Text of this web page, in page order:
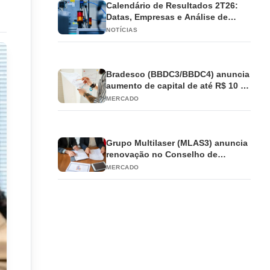
Calendário de Resultados 2T26:
Datas, Empresas e Análise de
Impacto
NOTÍCIAS
Bradesco (BBDC3/BBDC4) anuncia
aumento de capital de até R$ 10 bi
e antecipa JCP
MERCADO
Grupo Multilaser (MLAS3) anuncia
renovação no Conselho de
Administração
MERCADO